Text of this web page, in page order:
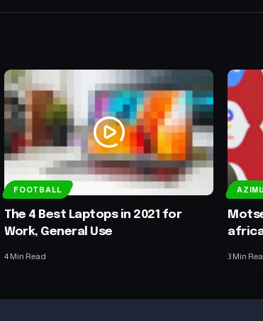
FOOTBALL
The 4 Best Laptops in 2021 for
Work, General Use
4 Min Read 3 Min